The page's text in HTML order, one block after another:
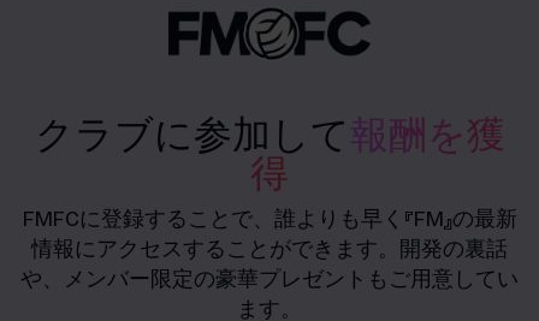
クラブに参加して報酬を獲
得
FMFCに登録することで、誰よりも早く『FM』の最新
情報にアクセスすることができます。開発の裏話
や、メンバー限定の豪華プレゼントもご用意してい
ます。